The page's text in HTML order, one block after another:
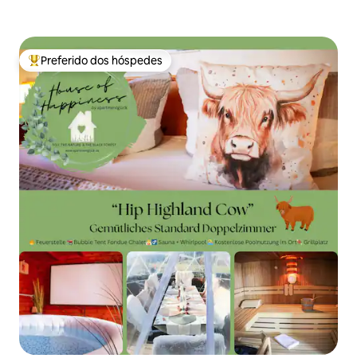
Entre os melhores preferidos dos hóspedes
Preferido dos hóspedes